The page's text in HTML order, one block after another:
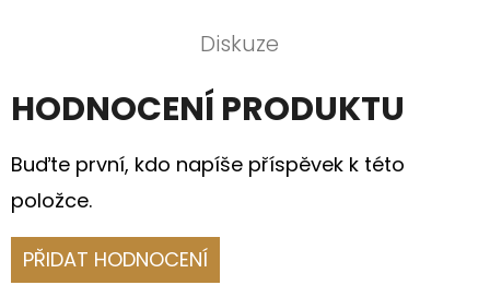
Diskuze
HODNOCENÍ PRODUKTU
Buďte první, kdo napíše příspěvek k této
položce.
PŘIDAT HODNOCENÍ